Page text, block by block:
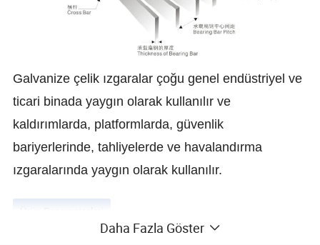
Galvanize çelik ızgaralar çoğu genel endüstriyel ve
ticari binada yaygın olarak kullanılır ve
kaldırımlarda, platformlarda, güvenlik
bariyerlerinde, tahliyelerde ve havalandırma
ızgaralarında yaygın olarak kullanılır.
Daha Fazla Göster